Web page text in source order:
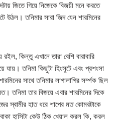
জিতে গিয়ে নিজেকে বিজয়ী মনে করতে
উঠল। তনিমার সারা জিদ যেন শারমিনের
কিন্তু এখানে তারা বেশি বারাবারি
যায়। তনিমা কিছুটা হিংসুটে এবং প্রশংসা
সাথে তনিমার লাগালাগির সর্ম্পক ছিল
তনিমা তার বিজয়ে এবার শারমিনের দিকে
স্বামীর হাত ধরে শাপের মত কোমরটাকে
হাসিটা কেউ ঠিক খেয়াল করল কি, করল